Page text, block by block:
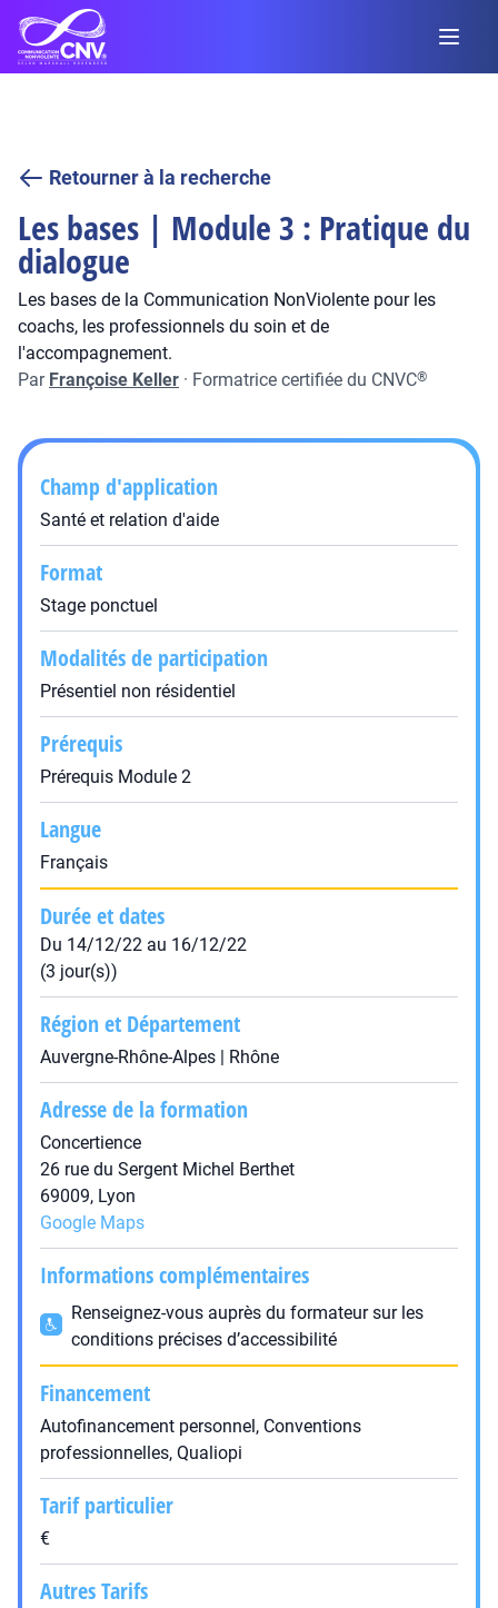
Retourner à la recherche
Les bases | Module 3 : Pratique du
dialogue
Les bases de la Communication NonViolente pour les
coachs, les professionnels du soin et de
l'accompagnement.
Par Françoise Keller · Formatrice certifiée du CNVC®
Champ d'application
Santé et relation d'aide
Format
Stage ponctuel
Modalités de participation
Présentiel non résidentiel
Prérequis
Prérequis Module 2
Langue
Français
Durée et dates
Du 14/12/22 au 16/12/22
(3 jour(s))
Région et Département
Auvergne-Rhône-Alpes | Rhône
Adresse de la formation
Concertience
26 rue du Sergent Michel Berthet
69009, Lyon
Google Maps
Informations complémentaires
Renseignez-vous auprès du formateur sur les
conditions précises d’accessibilité
Financement
Autofinancement personnel, Conventions
professionnelles, Qualiopi
Tarif particulier
€
Autres Tarifs